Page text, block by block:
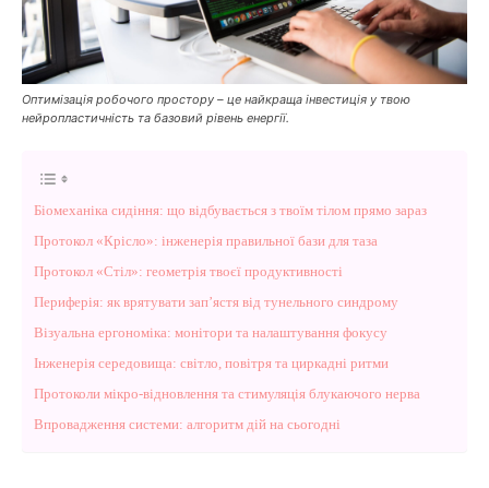
Оптимізація робочого простору – це найкраща інвестиція у твою
нейропластичність та базовий рівень енергії.
Біомеханіка сидіння: що відбувається з твоїм тілом прямо зараз
Протокол «Крісло»: інженерія правильної бази для таза
Протокол «Стіл»: геометрія твоєї продуктивності
Периферія: як врятувати зап’ястя від тунельного синдрому
Візуальна ергономіка: монітори та налаштування фокусу
Інженерія середовища: світло, повітря та циркадні ритми
Протоколи мікро-відновлення та стимуляція блукаючого нерва
Впровадження системи: алгоритм дій на сьогодні